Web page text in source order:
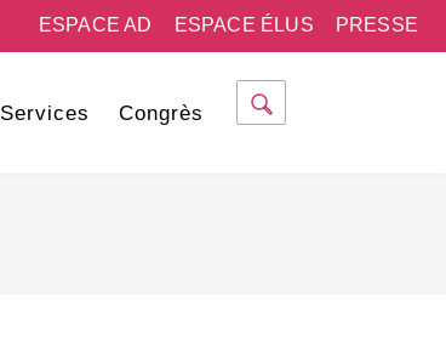
PRESSE
ESPACE ÉLUS
ESPACE AD
Services Congrès